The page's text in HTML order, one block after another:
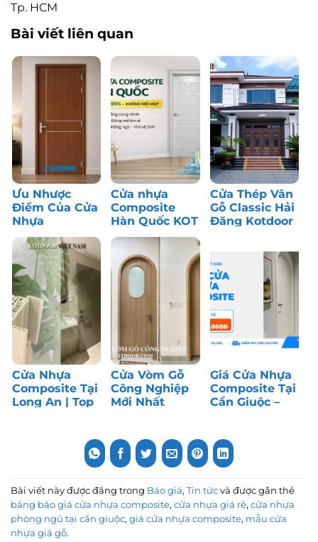
Tp. HCM
Bài viết liên quan
Ưu Nhược
Điểm Của Cửa
Nhựa
Composite: Có
Nên Dùng?
Cửa nhựa
Composite
Hàn Quốc KOT
– Bền màu,
chống nước
tốt
Cửa Thép Vân
Gỗ Classic Hải
Đăng Kotdoor
Cửa Nhựa
Composite Tại
Long An | Top
Cửa Vòm Gỗ
Công Nghiệp
Mới Nhất
Giá Cửa Nhựa
Composite Tại
Cần Giuộc –
Bài viết này được đăng trong Báo giá, Tin tức và được gắn thẻ
bảng báo giá cửa nhựa composite, cửa nhựa giá rẻ, cửa nhựa
phòng ngủ tại cần giuộc, giá cửa nhựa composite, mẫu cửa
nhựa giả gỗ.